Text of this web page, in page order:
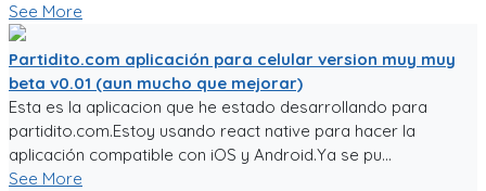
See More
Partidito.com aplicación para celular version muy muy
beta v0.01 (aun mucho que mejorar)
Esta es la aplicacion que he estado desarrollando para
partidito.com.Estoy usando react native para hacer la
aplicación compatible con iOS y Android.Ya se pu...
See More